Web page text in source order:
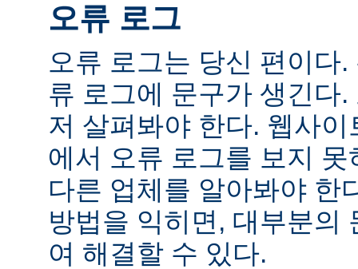
오류 로그
오류 로그는 당신 편이다
류 로그에 문구가 생긴다
저 살펴봐야 한다. 웹사
에서 오류 로그를 보지
다른 업체를 알아봐야 한
방법을 익히면, 대부분의
여 해결할 수 있다.